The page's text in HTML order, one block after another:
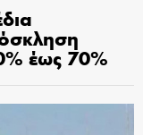
έως 70%